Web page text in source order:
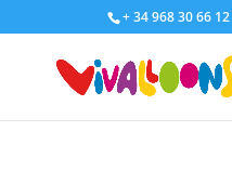
+ 34 968 30 66 12